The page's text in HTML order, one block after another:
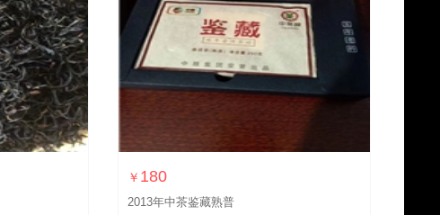
￥ 180
2013年中茶鉴藏熟普